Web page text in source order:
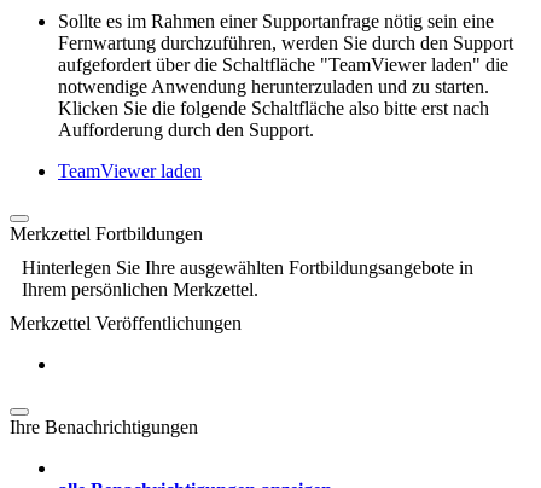
Sollte es im Rahmen einer Supportanfrage nötig sein eine
Fernwartung durchzuführen, werden Sie durch den Support
aufgefordert über die Schaltfläche "TeamViewer laden" die
notwendige Anwendung herunterzuladen und zu starten.
Klicken Sie die folgende Schaltfläche also bitte erst nach
Aufforderung durch den Support.
TeamViewer laden
Merkzettel Fortbildungen
Hinterlegen Sie Ihre ausgewählten Fortbildungsangebote in
Ihrem persönlichen Merkzettel.
Merkzettel Veröffentlichungen
Ihre Benachrichtigungen